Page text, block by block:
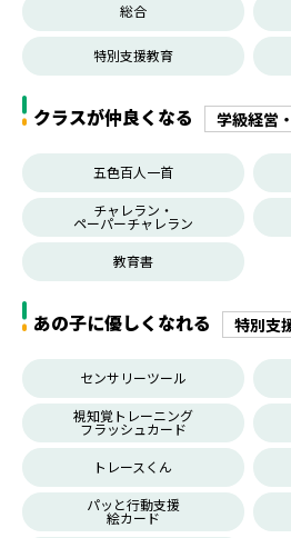
総合
特別支援教育
クラスが仲良くなる 学級経営
五色百人一首
チャレラン・
ペーパーチャレラン
教育書
あの子に優しくなれる 特別支
センサリーツール
視知覚トレーニング
フラッシュカード
トレースくん
パッと行動支援
絵カード